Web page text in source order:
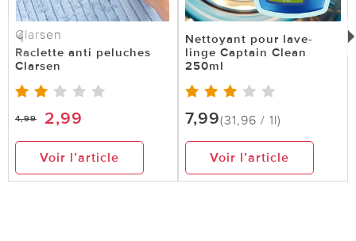
Clarsen
Raclette anti peluches
Clarsen
4,99 2,99
Voir l’article
Nettoyant pour lave-
linge Captain Clean
250ml
7,99(31,96 / 1l)
Voir l’article